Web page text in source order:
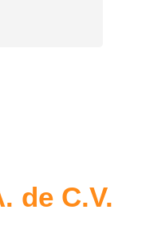
de C.V.